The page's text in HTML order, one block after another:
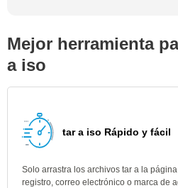
Mejor herramienta
a iso
tar a iso Rápido y fácil
Solo arrastra los archivos tar a la
registro, correo electrónico o marca de